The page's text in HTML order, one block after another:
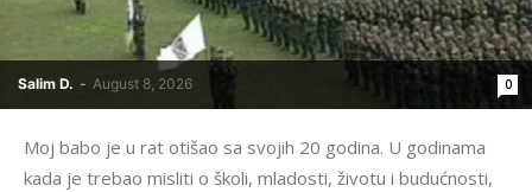
Salim D. - August 8, 2026 0
Moj babo je u rat otišao sa svojih 20 godina. U godinama
kada je trebao misliti o školi, mladosti, životu i budućnosti,